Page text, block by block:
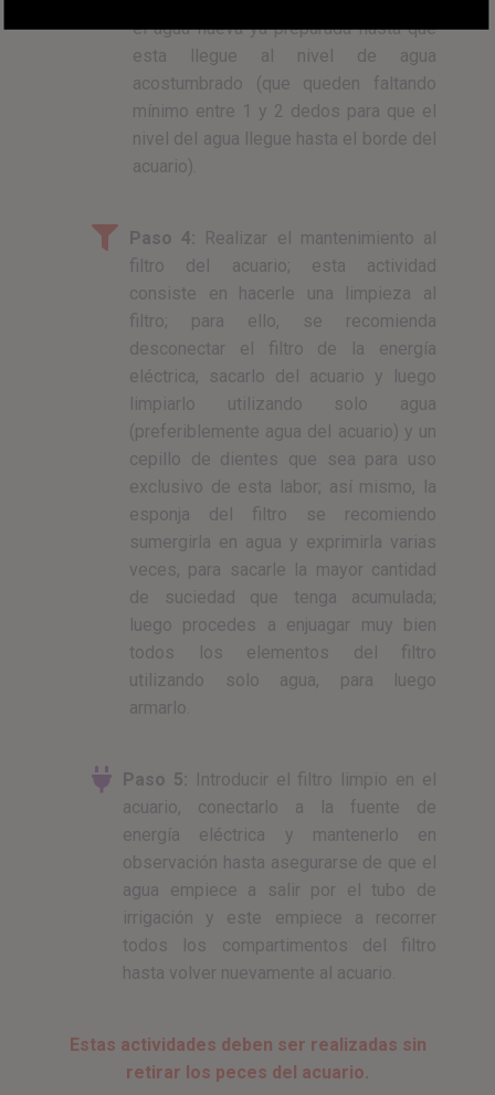
el agua nueva ya preparada hasta que
esta llegue al nivel de agua
acostumbrado (que queden faltando
mínimo entre 1 y 2 dedos para que el
nivel del agua llegue hasta el borde del
acuario).
Paso 4: Realizar el mantenimiento al
filtro del acuario; esta actividad
consiste en hacerle una limpieza al
filtro; para ello, se recomienda
desconectar el filtro de la energía
eléctrica, sacarlo del acuario y luego
limpiarlo utilizando solo agua
(preferiblemente agua del acuario) y un
cepillo de dientes que sea para uso
exclusivo de esta labor; así mismo, la
esponja del filtro se recomiendo
sumergirla en agua y exprimirla varias
veces, para sacarle la mayor cantidad
de suciedad que tenga acumulada;
luego procedes a enjuagar muy bien
todos los elementos del filtro
utilizando solo agua, para luego
armarlo.
Paso 5: Introducir el filtro limpio en el
acuario, conectarlo a la fuente de
energía eléctrica y mantenerlo en
observación hasta asegurarse de que el
agua empiece a salir por el tubo de
irrigación y este empiece a recorrer
todos los compartimentos del filtro
hasta volver nuevamente al acuario.
Estas actividades deben ser realizadas sin
retirar los peces del acuario.